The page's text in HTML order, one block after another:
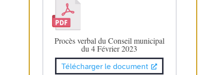
Procès verbal du Conseil municipal
du 4 Février 2023
Télécharger le document